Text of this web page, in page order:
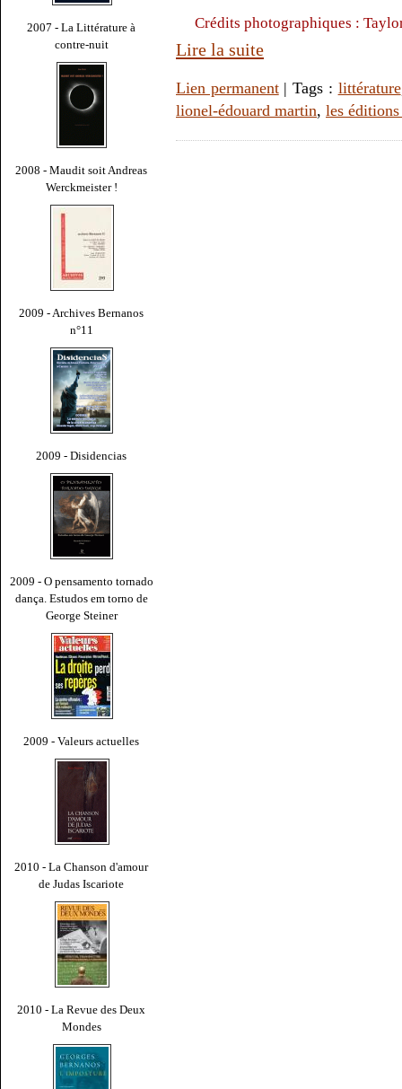
2007 - La Littérature à
contre-nuit
2008 - Maudit soit Andreas
Werckmeister !
2009 - Archives Bernanos
n°11
2009 - Disidencias
2009 - O pensamento tornado
dança. Estudos em torno de
George Steiner
2009 - Valeurs actuelles
2010 - La Chanson d'amour
de Judas Iscariote
2010 - La Revue des Deux
Mondes
Crédits photographiques :
Lire la suite
Lien permanent| Tags : littérature
lionel-édouard martin, les